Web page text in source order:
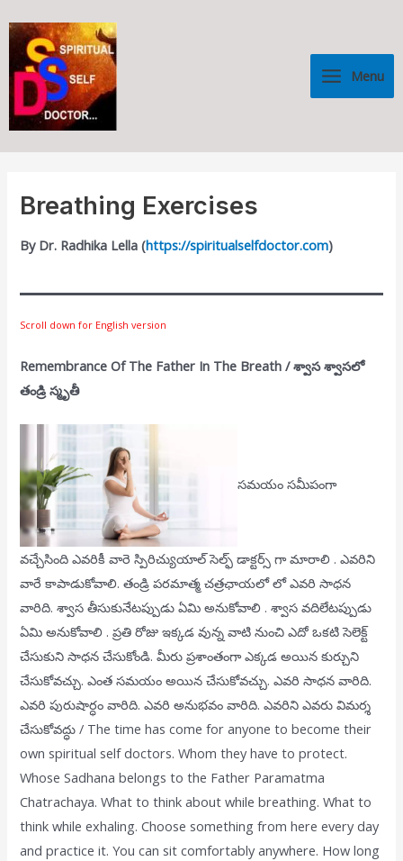
to
content
Menu
Menu
Breathing Exercises
By Dr. Radhika Lella (https://spiritualselfdoctor.com)
Scroll down for English version
Remembrance Of The Father In The Breath / శ్వాస శ్వాసలో
తండ్రి స్మృతీ
సమయం సమీపంగా
వచ్చేసింది ఎవరికీ వారె స్పిరిచ్యుయాల్ సెల్ఫ్ డాక్టర్స్ గా మారాలి . ఎవరిని
వారే కాపాడుకోవాలి. తండ్రి పరమాత్మ చత్రఛాయలో లో ఎవరి సాధన
వారిది. శ్వాస తీసుకునేటప్పుడు ఏమి అనుకోవాలి . శ్వాస వదిలేటప్పుడు
ఏమి అనుకోవాలి . ప్రతి రోజు ఇక్కడ వున్న వాటి నుంచి ఎదో ఒకటి సెలెక్ట్
చేసుకుని సాధన చేసుకోండి. మీరు ప్రశాంతంగా ఎక్కడ అయిన కుర్చుని
చేసుకోవచ్చు. ఎంత సమయం అయిన చేసుకోవచ్చు. ఎవరి సాధన వారిది.
ఎవరి పురుషార్ధం వారిది. ఎవరి అనుభవం వారిది. ఎవరిని ఎవరు విమర్శ
చేసుకోవద్ధు / The time has come for anyone to become their
own spiritual self doctors. Whom they have to protect.
Whose Sadhana belongs to the Father Paramatma
Chatrachaya. What to think about while breathing. What to
think while exhaling. Choose something from here every day
and practice it. You can sit comfortably anywhere. How long